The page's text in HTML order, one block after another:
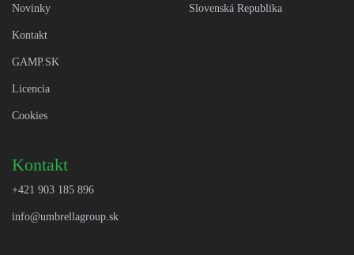
Novinky
Kontakt
GAMP.SK
Licencia
Cookies
Slovenská Republika
Kontakt
+421 903 185 896
info@umbrellagroup.sk